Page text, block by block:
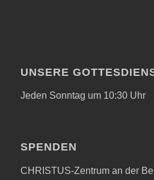
UNSERE
Jeden Sonntag um 10:30 Uhr
SPENDEN
CHRISTUS-Zentrum an der